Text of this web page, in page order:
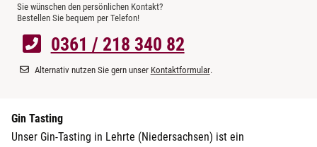
Sie wünschen den persönlichen Kontakt?
Bestellen Sie bequem per Telefon!
0361 / 218 340 82
Alternativ nutzen Sie gern unser Kontaktformular.
Gin Tasting
Unser Gin-Tasting in Lehrte (Niedersachsen) ist ein